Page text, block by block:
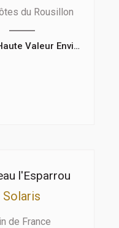
du Rousillon
Valeur Environnementale
l'Esparrou
Solaris
de France